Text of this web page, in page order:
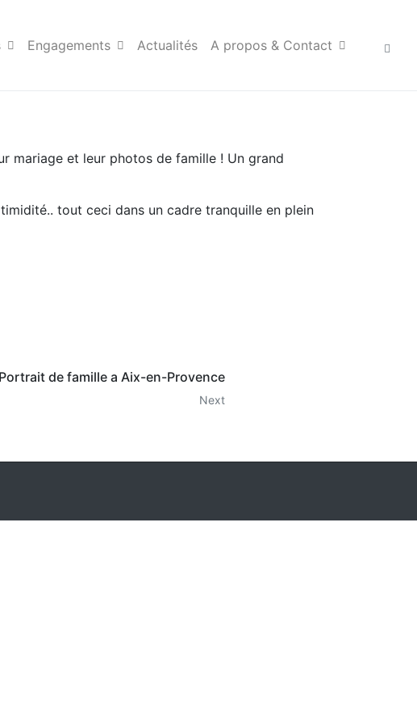
Engagements Actualités A propos & Contact
mariage et leur photos de famille ! Un grand
tout ceci dans un cadre tranquille en plein
Portrait de famille a Aix-en-Provence
Next